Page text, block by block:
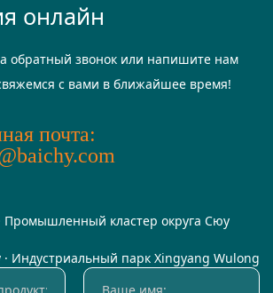
онлайн
обратный звонок или напишите нам
с вами в ближайшее время!
почта:
Промышленный кластер округа Сюу
Индустриальный парк Xingyang Wulong